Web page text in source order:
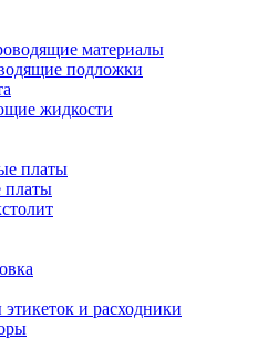
материалы
подложки
жидкости
платы
платы
и расходники